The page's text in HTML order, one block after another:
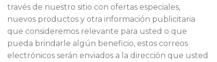
través de nuestro sitio con ofertas especiales,
nuevos productos y otra información publicitaria
que consideremos relevante para usted o que
pueda brindarle algún beneficio, estos correos
electrónicos serán enviados a la dirección que usted